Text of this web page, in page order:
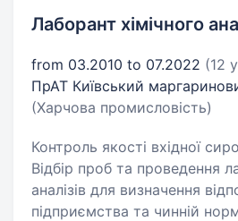
Лаборант хімічного
from 03.2010 to 07.2022 (12
ПрАТ Київський
(Харчова промисловість)
Контроль якості вхідної
Відбір проб та проведення
аналізів для визначення
підприємства та чинній